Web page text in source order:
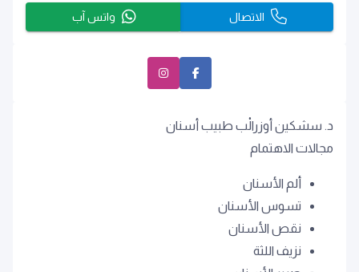
د. سشكين أوزرالْب طبيب أسنان
مجالات الاهتمام
ألم الأسنان
تسوس الأسنان
نقص الأسنان
نزيف اللثة
الاتصال واتس آب